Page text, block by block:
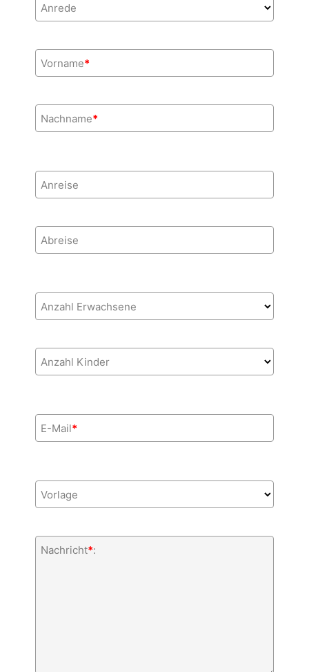
Anrede
Vorname*
Nachname*
Anreise
Abreise
Anzahl Erwachsene
Anzahl Kinder
E-Mail*
Vorlage
Nachricht*: